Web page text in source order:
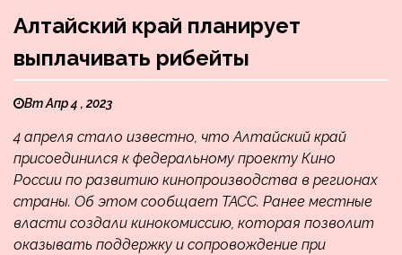
Алтайский край планирует
выплачивать рибейты
Вт Апр 4 , 2023
4 апреля стало известно, что Алтайский край
присоединился к федеральному проекту Кино
России по развитию кинопроизводства в регионах
страны. Об этом сообщает ТАСС. Ранее местные
власти создали кинокомиссию, которая позволит
оказывать поддержку и сопровождение при